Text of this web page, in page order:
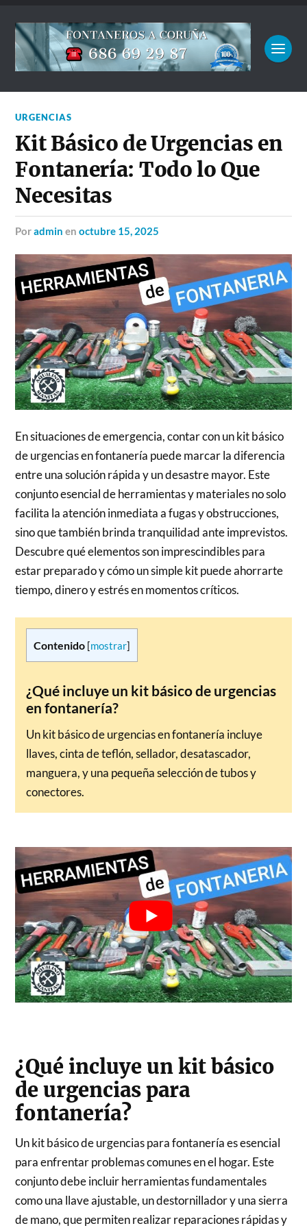
URGENCIAS
Kit Básico de Urgencias en
Fontanería: Todo lo Que
Necesitas
poradmin enoctubre 15, 2025
En situaciones de emergencia, contar con un kit básico
de urgencias en fontanería puede marcar la diferencia
entre una solución rápida y un desastre mayor. Este
conjunto esencial de herramientas y materiales no solo
facilita la atención inmediata a fugas y obstrucciones,
sino que también brinda tranquilidad ante imprevistos.
Descubre qué elementos son imprescindibles para
estar preparado y cómo un simple kit puede ahorrarte
tiempo, dinero y estrés en momentos críticos.
Contenido [mostrar]
¿Qué incluye un kit básico de urgencias
en fontanería?
Un kit básico de urgencias en fontanería incluye
llaves, cinta de teflón, sellador, desatascador,
manguera, y una pequeña selección de tubos y
conectores.
¿Qué incluye un kit básico
de urgencias para
fontanería?
Un kit básico de urgencias para fontanería es esencial
para enfrentar problemas comunes en el hogar. Este
conjunto debe incluir herramientas fundamentales
como una llave ajustable, un destornillador y una sierra
de mano, que permiten realizar reparaciones rápidas y